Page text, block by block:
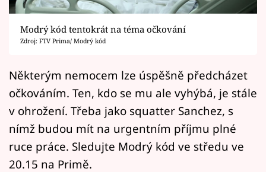
Přihlášení
Sledujte nás
Modrý kód tentokrát na téma očkování
Zdroj: FTV Prima/ Modrý kód
Některým nemocem lze úspěšně předcházet
očkováním. Ten, kdo se mu ale vyhýbá, je stále
v ohrožení. Třeba jako squatter Sanchez, s
nímž budou mít na urgentním příjmu plné
ruce práce. Sledujte Modrý kód ve středu ve
20.15 na Primě.